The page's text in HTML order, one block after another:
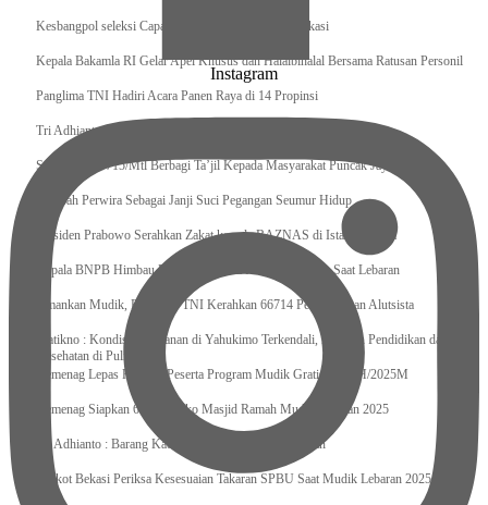
Kesbangpol seleksi Capaska 736 Siswa/i se-Kota Bekasi
Kepala Bakamla RI Gelar Apel Khusus dan Halalbihalal Bersama Ratusan Personil
Panglima TNI Hadiri Acara Panen Raya di 14 Propinsi
Tri Adhianto : Kota Bekasi Bisa Mempertahankan Keharmonisasian
Satgas Yonif 715/Mtl Berbagi Ta’jil Kepada Masyarakat Puncak Jaya
Sumpah Perwira Sebagai Janji Suci Pegangan Seumur Hidup
Presiden Prabowo Serahkan Zakat kepada BAZNAS di Istana Negara
Kepala BNPB Himbau Pemda Waspada Potensi Bencana Saat Lebaran
Amankan Mudik, Panglima TNI Kerahkan 66714 Personel Dan Alutsista
Pratikno : Kondisi Keamanan di Yahukimo Terkendali, Layanan Pendidikan dan
Kesehatan di Pulihkan
Kemenag Lepas Ratusan Peserta Program Mudik Gratis 1446 H/2025M
Kemenag Siapkan 6.180 Posko Masjid Ramah Mudik Lebaran 2025
Tri Adhianto : Barang Kadaluarsa Segera di Kembalikan
Walkot Bekasi Periksa Kesesuaian Takaran SPBU Saat Mudik Lebaran 2025
Instagram